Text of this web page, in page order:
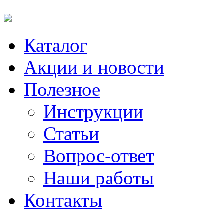
Каталог
Акции и новости
Полезное
Инструкции
Статьи
Вопрос-ответ
Наши работы
Контакты